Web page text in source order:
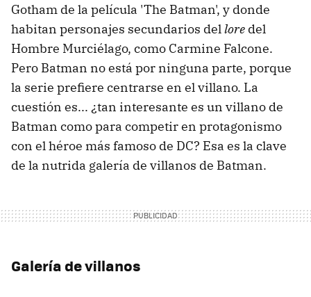
Gotham de la película 'The Batman', y donde
habitan personajes secundarios dellore del
Hombre Murciélago, como Carmine Falcone.
Pero Batman no está por ninguna parte, porque
la serie prefiere centrarse en el villano. La
cuestión es... ¿tan interesante es un villano de
Batman como para competir en protagonismo
con el héroe más famoso de DC? Esa es la clave
de la nutrida galería de villanos de Batman.
Galería de villanos